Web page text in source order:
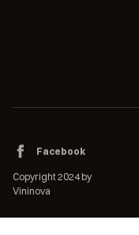
Copyright 2024 by
Vininova
Facebook